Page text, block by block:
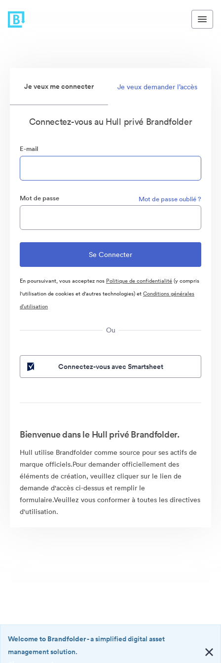
Je veux me connecter Je veux demander l’accès
Connectez-vous au Hull privé Brandfolder
E-mail
Mot de passe Mot de passe oublié ?
En poursuivant, vous acceptez nos Politique de confidentialité(y compris
l'utilisation de cookies et d'autres technologies) etConditions générales
d’utilisation
Ou
Connectez-vous avec Smartsheet
Bienvenue dans le Hull privé Brandfolder.
Hull utilise Brandfolder comme source pour ses actifs de
marque officiels.Pour demander officiellement des
éléments de création, veuillez cliquer sur le lien de
demande d'accès ci-dessus et remplir le
formulaire.Veuillez vous conformer à toutes les directives
d'utilisation.
Welcome to Brandfolder- a simplified digital asset
management solution.